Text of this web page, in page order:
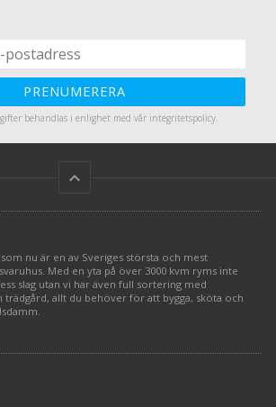
PRENUMERERA
behandlas i enlighet med vår integritetspolicy.
keyboard_arrow_up
som nu är en av Sveriges största och mest
Med en yta på över 3000 kvm ryms inte
slag utan vi har även full sortering med
allt du behöver för att bygga, sköta och